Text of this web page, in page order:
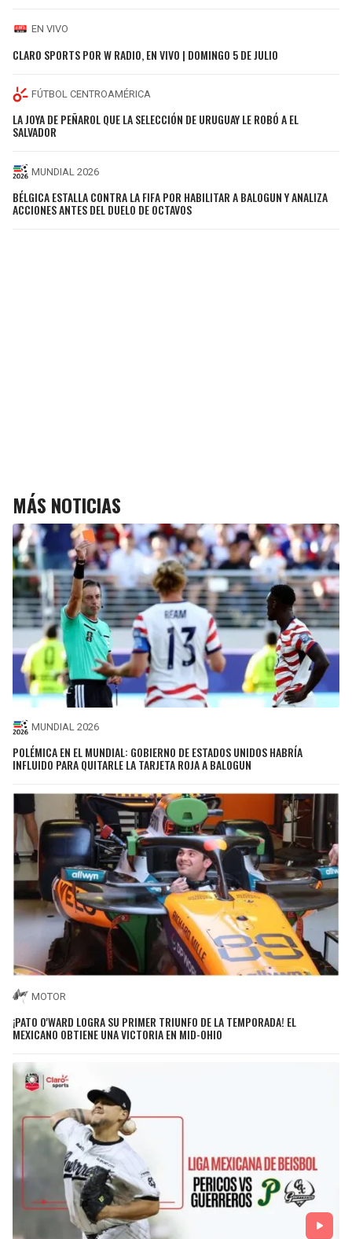
EN VIVO
CLARO SPORTS POR W RADIO, EN VIVO | DOMINGO 5 DE JULIO
FÚTBOL CENTROAMÉRICA
LA JOYA DE PEÑAROL QUE LA SELECCIÓN DE URUGUAY LE ROBÓ A EL
SALVADOR
MUNDIAL 2026
BÉLGICA ESTALLA CONTRA LA FIFA POR HABILITAR A BALOGUN Y ANALIZA
ACCIONES ANTES DEL DUELO DE OCTAVOS
MÁS NOTICIAS
MUNDIAL 2026
POLÉMICA EN EL MUNDIAL: GOBIERNO DE ESTADOS UNIDOS HABRÍA
INFLUIDO PARA QUITARLE LA TARJETA ROJA A BALOGUN
MOTOR
¡PATO O'WARD LOGRA SU PRIMER TRIUNFO DE LA TEMPORADA! EL
MEXICANO OBTIENE UNA VICTORIA EN MID-OHIO